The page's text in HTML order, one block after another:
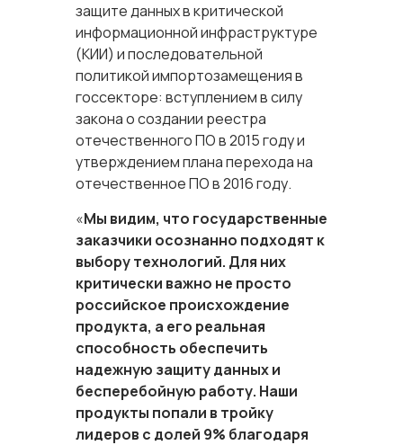
защите данных в критической
информационной инфраструктуре
(КИИ) и последовательной
политикой импортозамещения в
госсекторе: вступлением в силу
закона о создании реестра
отечественного ПО в 2015 году и
утверждением плана перехода на
отечественное ПО в 2016 году.
«Мы видим, что государственные
заказчики осознанно подходят к
выбору технологий. Для них
критически важно не просто
российское происхождение
продукта, а его реальная
способность обеспечить
надежную защиту данных и
бесперебойную работу. Наши
продукты попали в тройку
лидеров с долей 9% благодаря